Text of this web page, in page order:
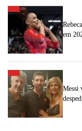
em
Messi